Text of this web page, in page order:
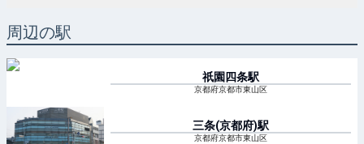
周辺の駅
祇園四条駅
京都府京都市東山区
三条(京都府)駅
京都府京都市東山区